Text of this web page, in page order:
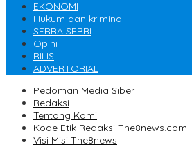
EKONOMI
Hukum dan kriminal
SERBA SERBI
Opini
RILIS
ADVERTORIAL
Pedoman Media Siber
Redaksi
Tentang Kami
Kode Etik Redaksi The8news.com
Visi Misi The8news